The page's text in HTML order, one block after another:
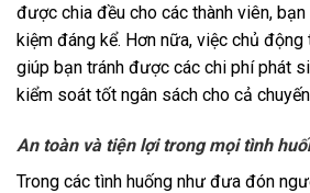
được chia đều cho các thành viên,
kiệm đáng kể. Hơn nữa, việc chủ
giúp bạn tránh được các chi phí phát
kiểm soát tốt ngân sách cho cả
An toàn và tiện lợi trong mọi tình
Trong các tình huống như đưa đón